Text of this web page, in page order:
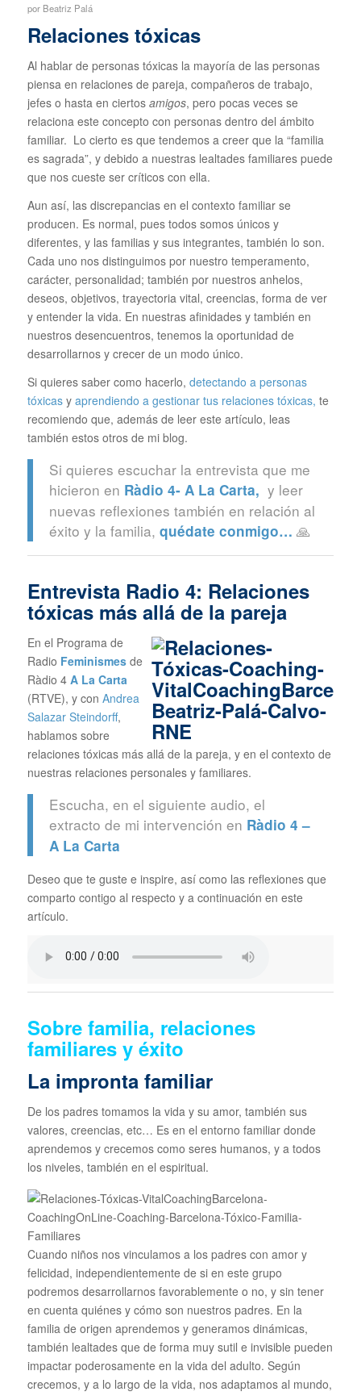
por Beatriz Palá
Relaciones tóxicas
Al hablar de personas tóxicas la mayoría de las personas
piensa en relaciones de pareja, compañeros de trabajo,
jefes o hasta en ciertos amigos, pero pocas veces se
relaciona este concepto con personas dentro del ámbito
familiar. Lo cierto es que tendemos a creer que la “familia
es sagrada”, y debido a nuestras lealtades familiares puede
que nos cueste ser críticos con ella.
Aun así, las discrepancias en el contexto familiar se
producen. Es normal, pues todos somos únicos y
diferentes, y las familias y sus integrantes, también lo son.
Cada uno nos distinguimos por nuestro temperamento,
carácter, personalidad; también por nuestros anhelos,
deseos, objetivos, trayectoria vital, creencias, forma de ver
y entender la vida. En nuestras afinidades y también en
nuestros desencuentros, tenemos la oportunidad de
desarrollarnos y crecer de un modo único.
Si quieres saber como hacerlo, detectando a personas
tóxicasy aprendiendo a gestionar tus relaciones tóxicas, te
recomiendo que, además de leer este artículo, leas
también estos otros de mi blog.
Si quieres escuchar la entrevista que me
hicieron en Ràdio 4- A La Carta, y leer
nuevas reflexiones también en relación al
éxito y la familia, quédate conmigo… 🙏
Entrevista Radio 4: Relaciones
tóxicas más allá de la pareja
En el Programa de
Radio Feminismesde
Ràdio 4 A La Carta
(RTVE), y con Andrea
Salazar Steindorff,
hablamos sobre
relaciones tóxicas más allá de la pareja, y en el contexto de
nuestras relaciones personales y familiares.
Escucha, en el siguiente audio, el
extracto de mi intervención en Ràdio 4 –
A La Carta
Deseo que te guste e inspire, así como las reflexiones que
comparto contigo al respecto y a continuación en este
artículo.
Sobre familia, relaciones
familiares y éxito
La impronta familiar
De los padres tomamos la vida y su amor, también sus
valores, creencias, etc… Es en el entorno familiar donde
aprendemos y crecemos como seres humanos, y a todos
los niveles, también en el espiritual.
Cuando niños nos vinculamos a los padres con amor y
felicidad, independientemente de si en este grupo
podremos desarrollarnos favorablemente o no, y sin tener
en cuenta quiénes y cómo son nuestros padres. En la
familia de origen aprendemos y generamos dinámicas,
también lealtades que de forma muy sutil e invisible pueden
impactar poderosamente en la vida del adulto. Según
crecemos, y a lo largo de la vida, nos adaptamos al mundo,